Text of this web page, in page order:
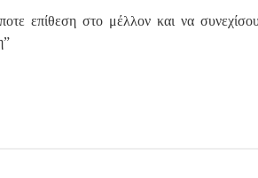
επίθεση στο μέλλον και να